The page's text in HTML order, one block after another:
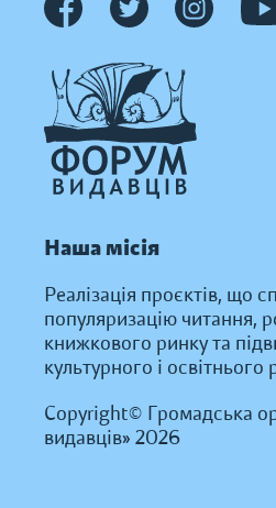
Наша місія
Реалізація проєктів, що
популяризацію читання,
книжкового ринку та
культурного і освітнього
Copyright© Громадська
видавців» 2026